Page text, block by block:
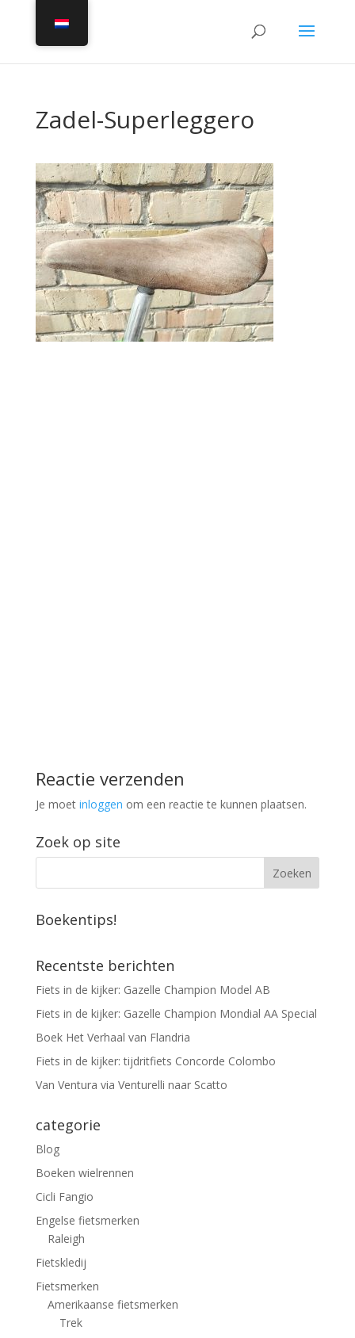
Zadel-Superleggero
Reactie verzenden
Je moet inloggen om een reactie te kunnen plaatsen.
Zoek op site
Boekentips!
Recentste berichten
Fiets in de kijker: Gazelle Champion Model AB
Fiets in de kijker: Gazelle Champion Mondial AA Special
Boek Het Verhaal van Flandria
Fiets in de kijker: tijdritfiets Concorde Colombo
Van Ventura via Venturelli naar Scatto
categorie
Blog
Boeken wielrennen
Cicli Fangio
Engelse fietsmerken
Raleigh
Fietskledij
Fietsmerken
Amerikaanse fietsmerken
Trek